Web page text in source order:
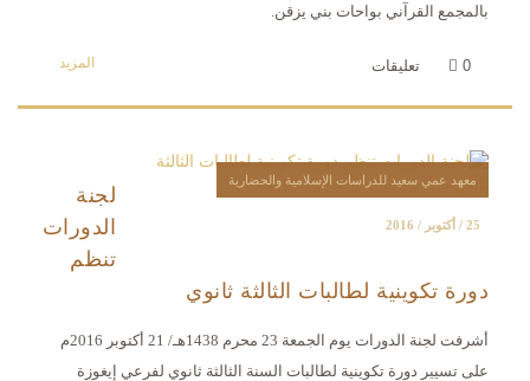
بالمجمع القرآني بواحات بني يزقن.
المزيد 0 تعليقات
معهد عمي سعيد للدراسات الإسلامية والحضارية
لجنة
الدورات
تنظم
دورة تكوينية لطالبات الثالثة ثانوي
أشرفت لجنة الدورات يوم الجمعة 23 محرم 1438هـ/ 21 أكتوبر 2016م
على تسيير دورة تكوينية لطالبات السنة الثالثة ثانوي لفرعي إيغوزة